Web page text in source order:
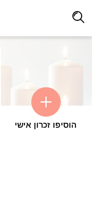
הוסיפו זכרון אישי